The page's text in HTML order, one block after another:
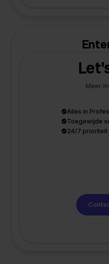
Meer
Alles in
Toegewijde
24/7 prioriteit